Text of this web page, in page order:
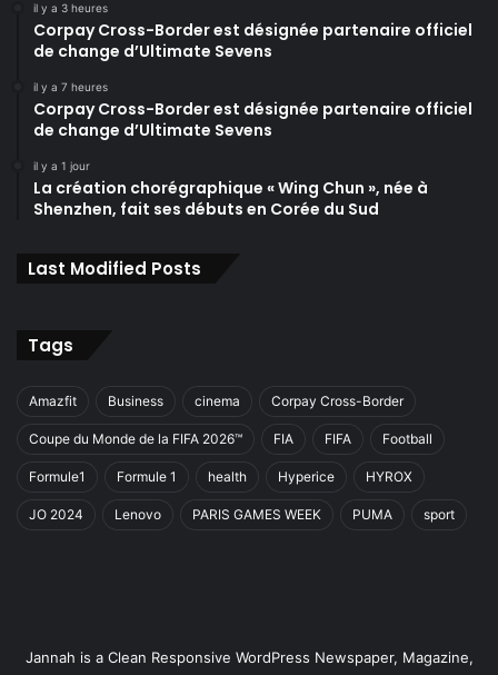
il y a 3 heures
Corpay Cross-Border est désignée partenaire officiel
de change d’Ultimate Sevens
il y a 7 heures
Corpay Cross-Border est désignée partenaire officiel
de change d’Ultimate Sevens
il y a 1 jour
La création chorégraphique « Wing Chun », née à
Shenzhen, fait ses débuts en Corée du Sud
Last Modified Posts
Tags
Amazfit Business cinema Corpay Cross-Border
Coupe du Monde de la FIFA 2026™ FIA FIFA Football
Formule1 Formule 1 health Hyperice HYROX
JO 2024 Lenovo PARIS GAMES WEEK PUMA sport
Jannah is a Clean Responsive WordPress Newspaper, Magazine,